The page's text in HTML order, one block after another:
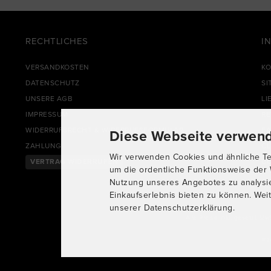
RECHTLICHES
VERSANDKOSTEN
DATENSCHUTZ
UNSERE AGB
IMPRESSUM
WIDERRUFSRECHT & WIDERRUFSFORMULAR
ZAHLUNG
VERTRAG WIDERRUFEN
Diese Webseite
Wir verwenden Cookies und ähnliche
um die ordentliche Funktionsweise der
Nutzung unseres Angebotes zu
Einkaufserlebnis bieten zu können.
unserer Datenschutzerklärung.